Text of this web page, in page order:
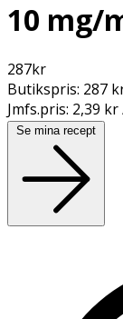
10 mg/
287kr
Butikspris: 287
Jmfs.pris: 2,39
Se mina recept